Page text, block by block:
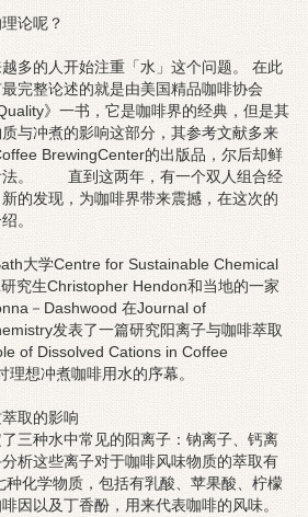
论呢？
的人开始注重「水」这个问题。 在此
完整论述的就是由美国精品咖啡协会
》一书，它是咖啡界的经典，但是其
与冲煮的影响这部分，其参考文献多来
BrewingCenter的出版品，尔后却鲜
法。 直到这两年，有一个双人组合经
的发现，为咖啡界带来震撼，在这次的
。
大学Centre for Sustainable Chemical
究生Christopher Hendon和当地的一家
－Dashwood 在Journal of
发表了一篇研究阳离子与咖啡萃取
of Dissolved Cations in Coffee
想冲煮咖啡用水的序幕。
取的影响
种水中常见的阳离子：钠离子、钙离
析这些离子对于咖啡风味物质的萃取有
化学物质，包括有乳酸、苹果酸、柠檬
因以及丁香酚，用来代表咖啡的风味。